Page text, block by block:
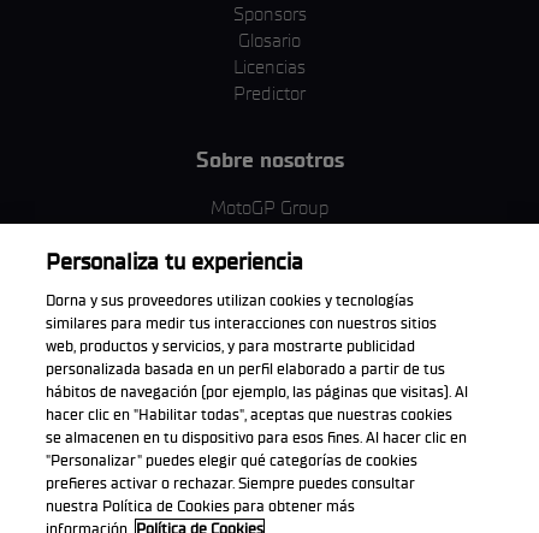
Sponsors
Glosario
Licencias
Predictor
Sobre nosotros
MotoGP Group
Términos y condiciones
Política de privacidad
Política de compra
Descarga la aplicación oficial
Personaliza tu experiencia
Dorna y sus proveedores utilizan cookies y tecnologías
similares para medir tus interacciones con nuestros sitios
web, productos y servicios, y para mostrarte publicidad
personalizada basada en un perfil elaborado a partir de tus
hábitos de navegación (por ejemplo, las páginas que visitas). Al
hacer clic en "Habilitar todas", aceptas que nuestras cookies
se almacenen en tu dispositivo para esos fines. Al hacer clic en
"Personalizar" puedes elegir qué categorías de cookies
prefieres activar o rechazar. Siempre puedes consultar
nuestra Política de Cookies para obtener más
información. Política de Cookies